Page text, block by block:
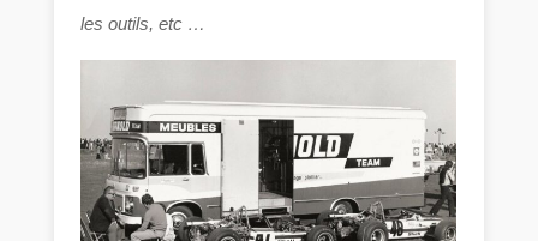
les outils, etc …